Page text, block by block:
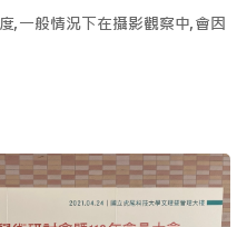
,一般情況下在攝影觀察中,會因